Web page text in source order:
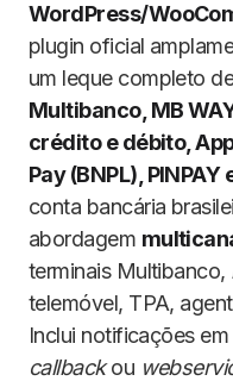
WordPress/
plugin oficial
um leque completo
Multibanco, MB
crédito e débito,
Pay (BNPL), PINPAY
conta bancária
abordagem
terminais Multibanco,
telemóvel, TPA,
Inclui notificações
callbackou